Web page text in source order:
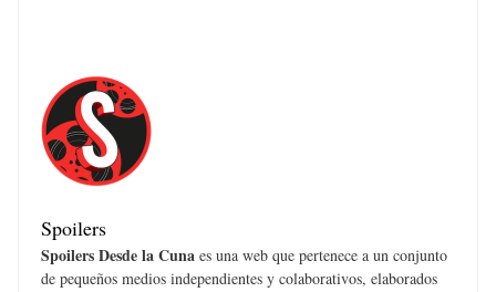
Spoilers
Spoilers Desde la Cuna es una web que pertenece a un conjunto
de pequeños medios independientes y colaborativos, elaborados